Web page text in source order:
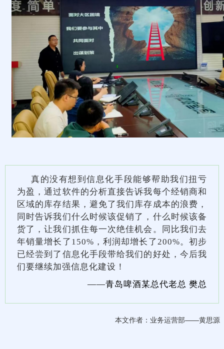
真的没有想到信息化手段能够帮助我们扭亏
为盈，通过软件的分析直接告诉我每个经销商和
区域的库存结果，避免了我们库存成本的浪费，
同时告诉我们什么时候该促销了，什么时候该备
货了，让我们抓住每一次绝佳机会。同比我们去
年销量增长了150%，利润却增长了200%。初步
已经尝到了信息化手段带给我们的好处，今后我
们要继续加强信息化建设！
——青岛啤酒某总代老总 樊总
本文作者：业务运营部——黄思源